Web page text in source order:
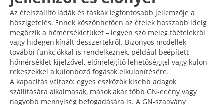
Az ételszállító ládák és táskák legfontosabb jellemzője a
hőszigetelés. Ennek köszönhetően az ételek hosszabb ideig
megőrzik a hőmérsékletüket – legyen szó meleg főételekről
vagy hidegen kínált desszertekről. Bizonyos modellek
további funkciókkal is rendelkeznek, például beépített
hőmérséklet-kijelzővel, előmelegítő lehetőséggel vagy külön
rekeszekkel a különböző fogások elkülönítésére.
A kapacitás változó: egyes eszközök kisebb adagok
szállítására alkalmasak, mások akár több GN-edény vagy
nagyobb mennyiség befogadására is. A GN-szabvány